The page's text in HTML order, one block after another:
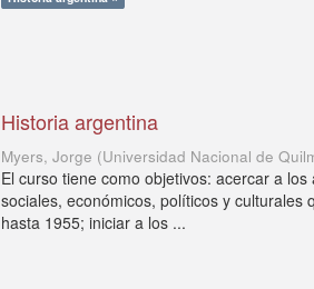
Historia argentina
Myers, Jorge (Universidad Nacional de
El curso tiene como objetivos: acercar a
sociales, económicos, políticos y
hasta 1955; iniciar a los ...